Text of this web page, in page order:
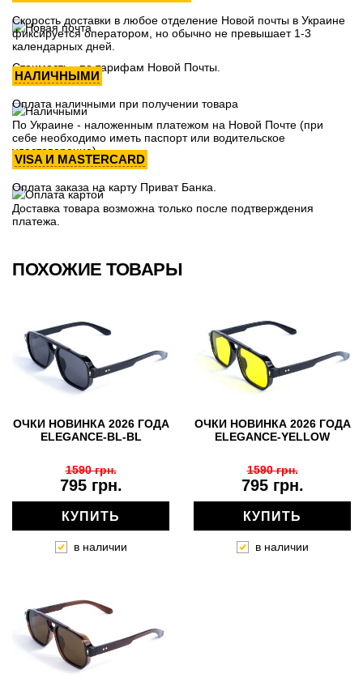
Скорость доставки в любое отделение Новой почты в Украине
фиксируется оператором, но обычно не превышает 1-3
календарных дней.
Стоимость - по тарифам Новой Почты.
НАЛИЧНЫМИ
Оплата наличными при получении товара
По Украине - наложенным платежом на Новой Почте (при
себе необходимо иметь паспорт или водительское
удостоверение)
VISA И MASTERCARD
Оплата заказа на карту Приват Банка.
Доставка товара возможна только после подтверждения
платежа.
ПОХОЖИЕ ТОВАРЫ
ОЧКИ НОВИНКА 2026 ГОДА
ELEGANCE-BL-BL
795 грн.
1590 грн.
КУПИТЬ
в наличии
ОЧКИ НОВИНКА 2026 ГОДА
ELEGANCE-YELLOW
795 грн.
1590 грн.
КУПИТЬ
в наличии